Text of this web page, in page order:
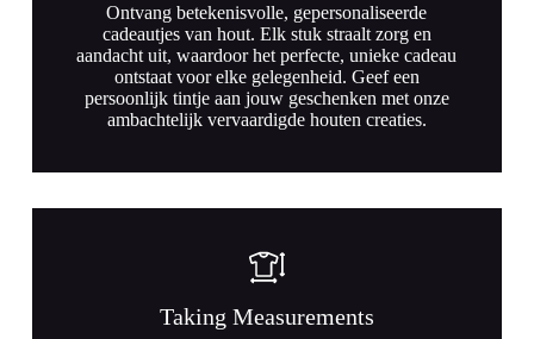
Ontvang betekenisvolle, gepersonaliseerde
cadeautjes van hout. Elk stuk straalt zorg en
aandacht uit, waardoor het perfecte, unieke cadeau
ontstaat voor elke gelegenheid. Geef een
persoonlijk tintje aan jouw geschenken met onze
ambachtelijk vervaardigde houten creaties.
Taking Measurements